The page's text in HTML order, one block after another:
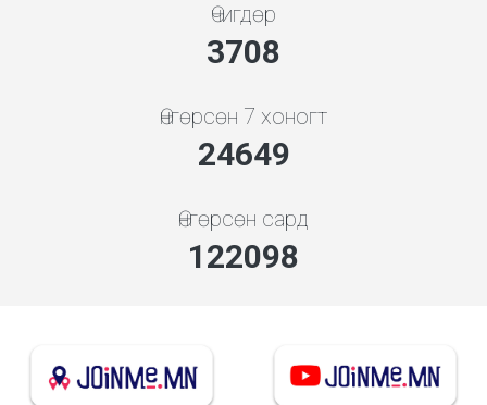
Өчигдөр
3994
Өнгөрсөн 7 хоногт
26545
Өнгөрсөн сард
131490